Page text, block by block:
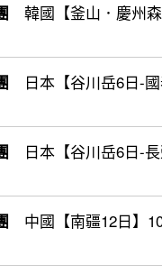
韓國【釜山．慶州
日本【谷川岳6日-
日本【谷川岳6日-
中國【南疆12日】